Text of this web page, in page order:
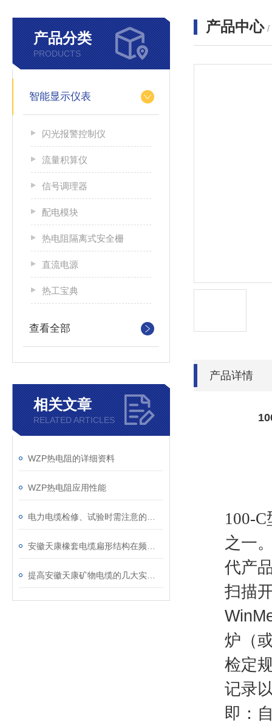
产品分类
PRODUCTS
智能显示仪表
闪光报警控制仪
流量积算仪
信号调理器
配电模块
热电阻隔离式安全栅
直流电源
热工宝典
查看全部
相关文章
RELATED ARTICLES
WZP热电阻的详细资料
WZP热电阻应用性能
产品中心 /
产品详情
100-C
之一
代产
扫描
炉（
检定
记录
即：